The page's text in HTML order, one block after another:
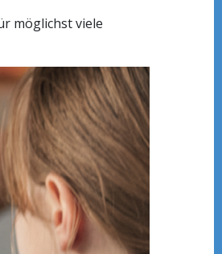
möglichst viele